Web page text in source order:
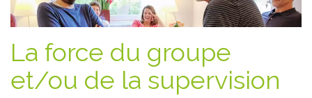
La force du groupe
et/ou de la supervision